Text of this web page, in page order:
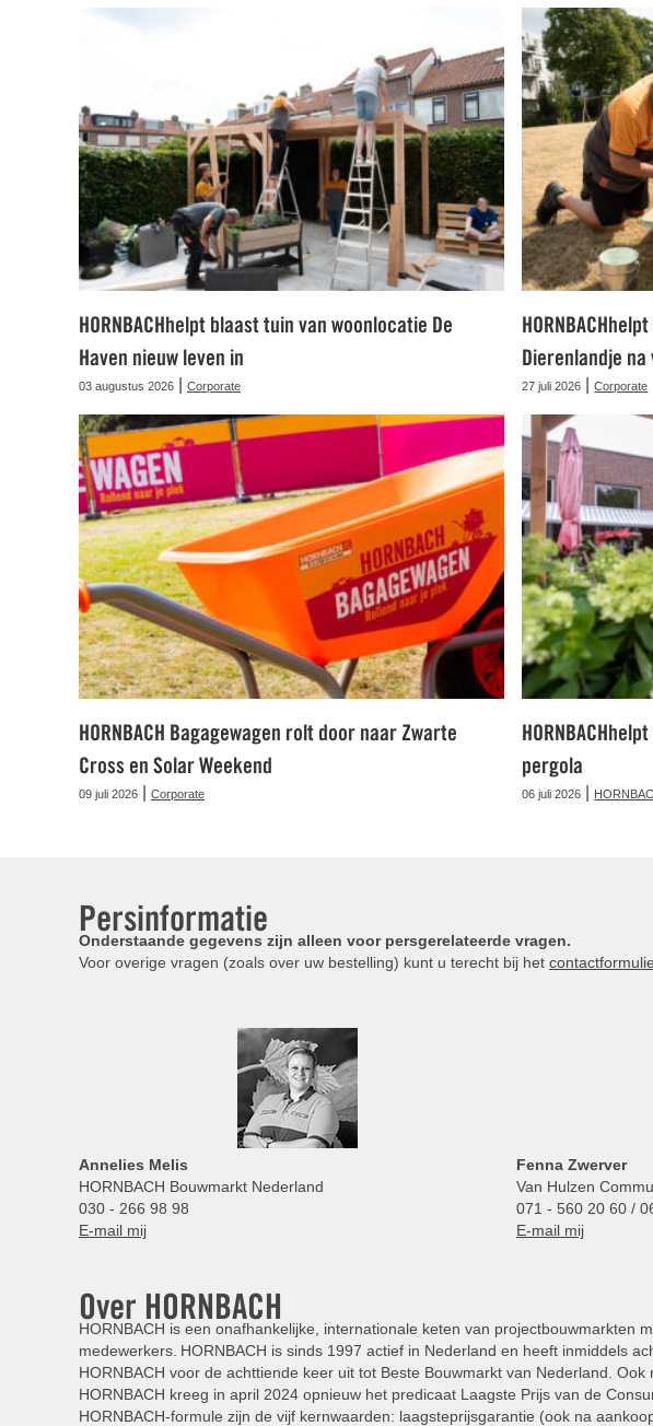
HORNBACHhelpt blaast tuin van woonlocatie De
Haven nieuw leven in
03 augustus 2026 Corporate
Dierenlandje
27 juli 2026 |Corporate
HORNBACH Bagagewagen rolt door naar Zwarte
Cross en Solar Weekend
09 juli 2026 Corporate
pergola
06 juli 2026
Persinformatie
Onderstaande gegevens zijn alleen voor persgerelateerde vragen.
Voor overige vragen (zoals over uw bestelling) kunt u terecht bij het
Annelies Melis
HORNBACH Bouwmarkt Nederland
030 - 266 98 98
E-mail mij
Fenna Zwerver
Van Hulzen
071 - 560 20 60 /
E-mail mij
Over HORNBACH
HORNBACH is een onafhankelijke, internationale keten van
medewerkers. HORNBACH is sinds 1997 actief in Nederland en heeft inmiddels
HORNBACH voor de achttiende keer uit tot Beste Bouwmarkt van Nederland.
HORNBACH kreeg in april 2024 opnieuw het predicaat Laagste Prijs van de
HORNBACH-formule zijn de vijf kernwaarden: laagsteprijsgarantie (ook na